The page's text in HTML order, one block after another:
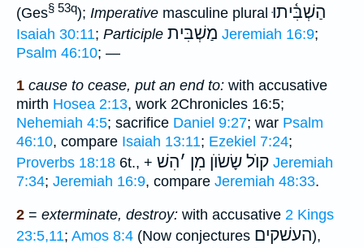
(Ges§ 53q); Imperative masculine pluralהַשְׁבִּ֫יתוּ
Isaiah 30:11; Participle מַשְׁבִּית Jeremiah 16:9;
Psalm 46:10; —
1 cause to cease, put an end to: with accusative
mirth Hosea 2:13, work 2Chronicles 16:5;
Nehemiah 4:5; sacrifice Daniel 9:27; war Psalm
46:10, compare Isaiah 13:11; Ezekiel 7:24;
Proverbs 18:18 6t., + קוֺל שָׂשׂוֺן מִן ׳הִשׁ
Jeremiah
7:34; Jeremiah 16:9, compare Jeremiah 48:33.
2 = exterminate, destroy: with accusative 2 Kings
23:5,11; Amos 8:4 (Now conjectures העשׁקים),